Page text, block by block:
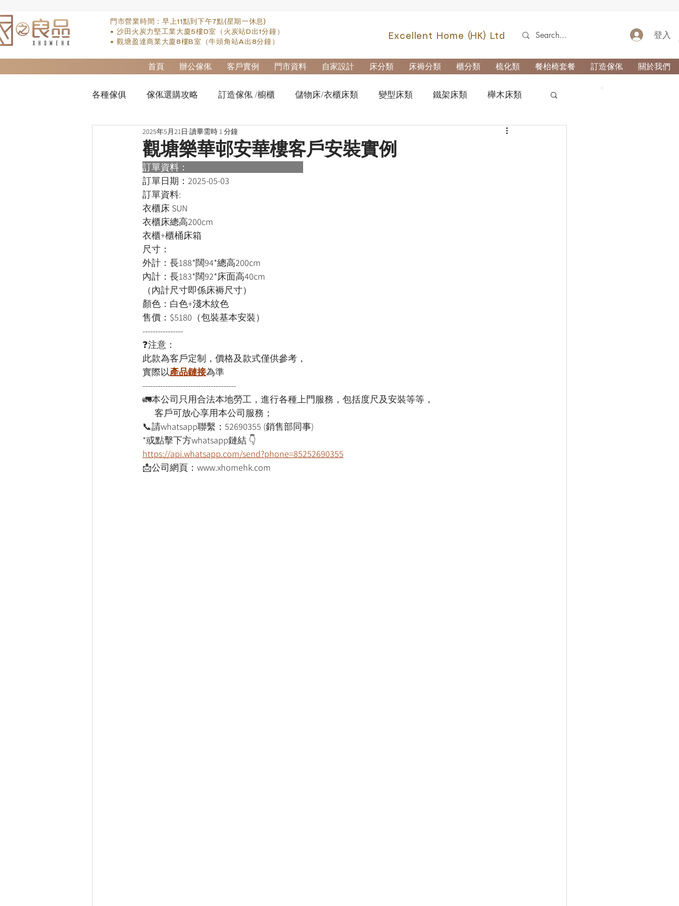
門市營業時間：早上11點到下午7點(星期一休息)
• 沙田火炭力堅工業大廈5樓D室（火炭站D出1分鐘）
• 觀塘盈達商業大廈8樓B室（牛頭角站A出8分鐘）
Excellent Home (HK) Ltd 登入
首頁 辦公傢俬 客戶實例 門市資料 自家設計 床分類 床褥分類 櫃分類 梳化類 餐枱椅套餐 訂造傢俬 關於我們
各種傢俱 傢俬選購攻略 訂造傢俬 /櫥櫃 儲物床/衣櫃床類 變型床類 鐵架床類 櫸木床類
實木床類 櫃-衣櫃 sofa類 櫃-玄關櫃
床褥類 檯類 櫃-鋼製文件櫃
觀塘樂華邨安華樓客戶安裝實例
2025年5月21日 讀畢需時 1 分鐘
訂單資料：
訂單日期： 2025-05-03
訂單資料:
衣櫃床 SUN
衣櫃床總高200cm
衣櫃+櫃桶床箱
尺寸：
外計：長188*闊94*總高200cm
內計：長183*闊92*床面高40cm
（內計尺寸即係床褥尺寸）
顏色：白色+淺木紋色
售價：$5180（包裝基本安裝）
----------------
❓注意：
此款為客戶定制，價格及款式僅供參考，
實際以產品鏈接為準
-------------------------------------
🚛本公司只用合法本地勞工，進行各種上門服務，包括度尺及安裝等等，
客戶可放心享用本公司服務；
📞請whatsapp聯繫：52690355 (銷售部同事)
*或點擊下方whatsapp鏈結 👇
https://api.whatsapp.com/send?phone=85252690355
📩公司網頁：www.xhomehk.com